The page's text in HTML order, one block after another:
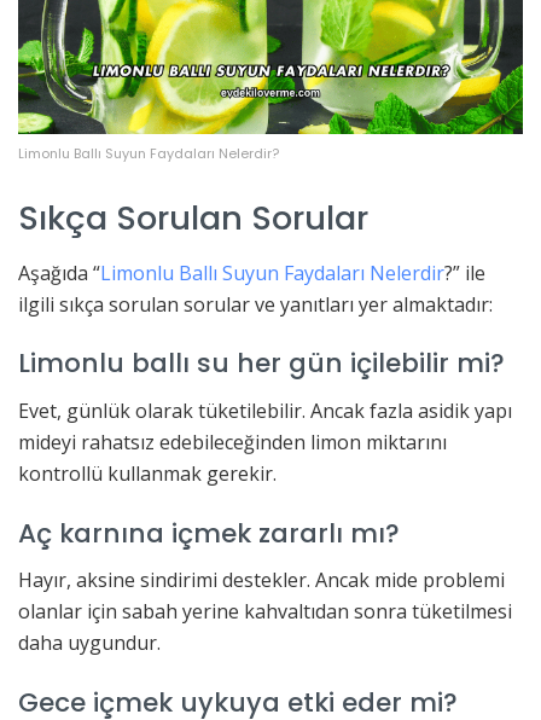
Limonlu Ballı Suyun Faydaları Nelerdir?
Sıkça Sorulan Sorular
Aşağıda “Limonlu Ballı Suyun Faydaları Nelerdir?” ile
ilgili sıkça sorulan sorular ve yanıtları yer almaktadır:
Limonlu ballı su her gün içilebilir mi?
Evet, günlük olarak tüketilebilir. Ancak fazla asidik yapı
mideyi rahatsız edebileceğinden limon miktarını
kontrollü kullanmak gerekir.
Aç karnına içmek zararlı mı?
Hayır, aksine sindirimi destekler. Ancak mide problemi
olanlar için sabah yerine kahvaltıdan sonra tüketilmesi
daha uygundur.
Gece içmek uykuya etki eder mi?